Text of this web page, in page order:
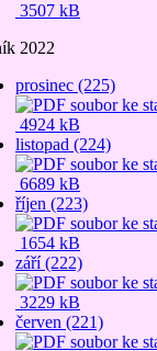
3507 kB
2022
prosinec (225)
4924 kB
listopad (224)
6689 kB
říjen (223)
1654 kB
září (222)
3229 kB
červen (221)